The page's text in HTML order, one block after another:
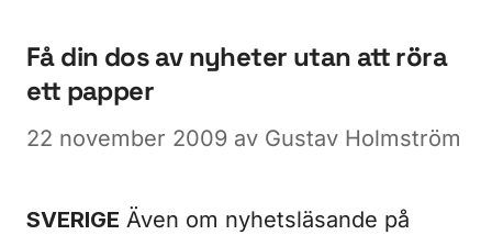
Få din dos av nyheter utan att röra
ett papper
22 november 2009 av Gustav Holmström
SVERIGE Även om nyhetsläsande på